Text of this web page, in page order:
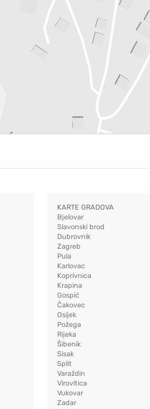
KARTE GRADOVA
Bjelovar
Slavonski brod
Dubrovnik
Zagreb
Pula
Karlovac
Koprivnica
Krapina
Gospić
Čakovec
Osijek
Požega
Rijeka
Šibenik
Sisak
Split
Varaždin
Virovitica
Vukovar
Zadar